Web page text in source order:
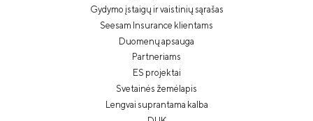
Gydymo įstaigų ir vaistinių sąrašas
Seesam Insurance klientams
Duomenų apsauga
Partneriams
ES projektai
Svetainės žemėlapis
Lengvai suprantama kalba